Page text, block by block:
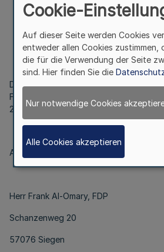
Bek. d. Landschaftsverbandes
Das Mitglied der 12.
Frank Schäffler wird sein Mandat mit
2005 niederlegen.
Als Nachfolger ist mit Wirkung vom 30.
Herr Frank Al-Omary, FDP
Schanzenweg 20
57076 Siegen
Cookie-
Auf dieser Seite werden Cookies
entweder allen Cookies zustimmen,
die für die Verwendung der Seite
sind. Hier finden Sie die
Nur notwendige Cookies
Alle Cookies akzeptieren